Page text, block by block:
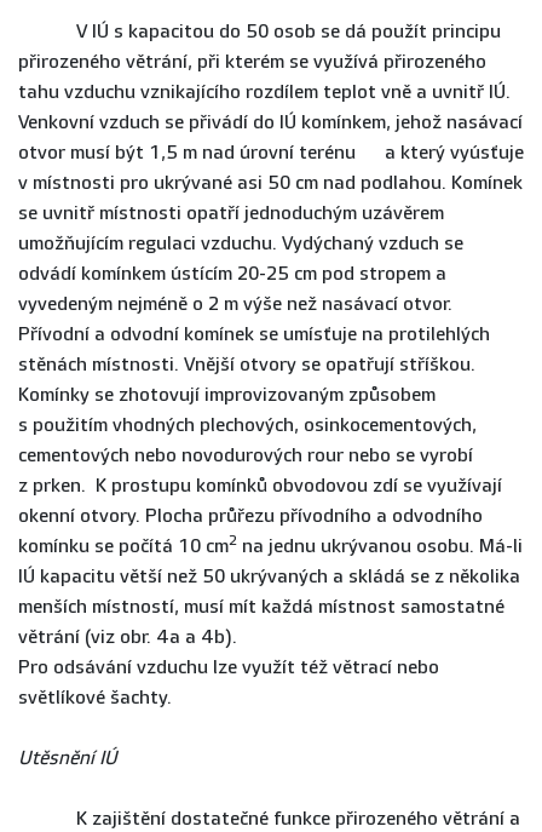
V IÚ s kapacitou do 50 osob se dá použít principu
přirozeného větrání, při kterém se využívá přirozeného
tahu vzduchu vznikajícího rozdílem teplot vně a uvnitř IÚ.
Venkovní vzduch se přivádí do IÚ komínkem, jehož nasávací
otvor musí být 1,5 m nad úrovní terénu a který vyúsťuje
v místnosti pro ukrývané asi 50 cm nad podlahou. Komínek
se uvnitř místnosti opatří jednoduchým uzávěrem
umožňujícím regulaci vzduchu. Vydýchaný vzduch se
odvádí komínkem ústícím 20-25 cm pod stropem a
vyvedeným nejméně o 2 m výše než nasávací otvor.
Přívodní a odvodní komínek se umísťuje na protilehlých
stěnách místnosti. Vnější otvory se opatřují stříškou.
Komínky se zhotovují improvizovaným způsobem
s použitím vhodných plechových, osinkocementových,
cementových nebo novodurových rour nebo se vyrobí
z prken. K prostupu komínků obvodovou zdí se využívají
okenní otvory. Plocha průřezu přívodního a odvodního
komínku se počítá 10 cm2 na jednu ukrývanou osobu. Má-li
IÚ kapacitu větší než 50 ukrývaných a skládá se z několika
menších místností, musí mít každá místnost samostatné
větrání (viz obr. 4a a 4b).
Pro odsávání vzduchu lze využít též větrací nebo
světlíkové šachty.
Utěsnění IÚ
K zajištění dostatečné funkce přirozeného větrání a